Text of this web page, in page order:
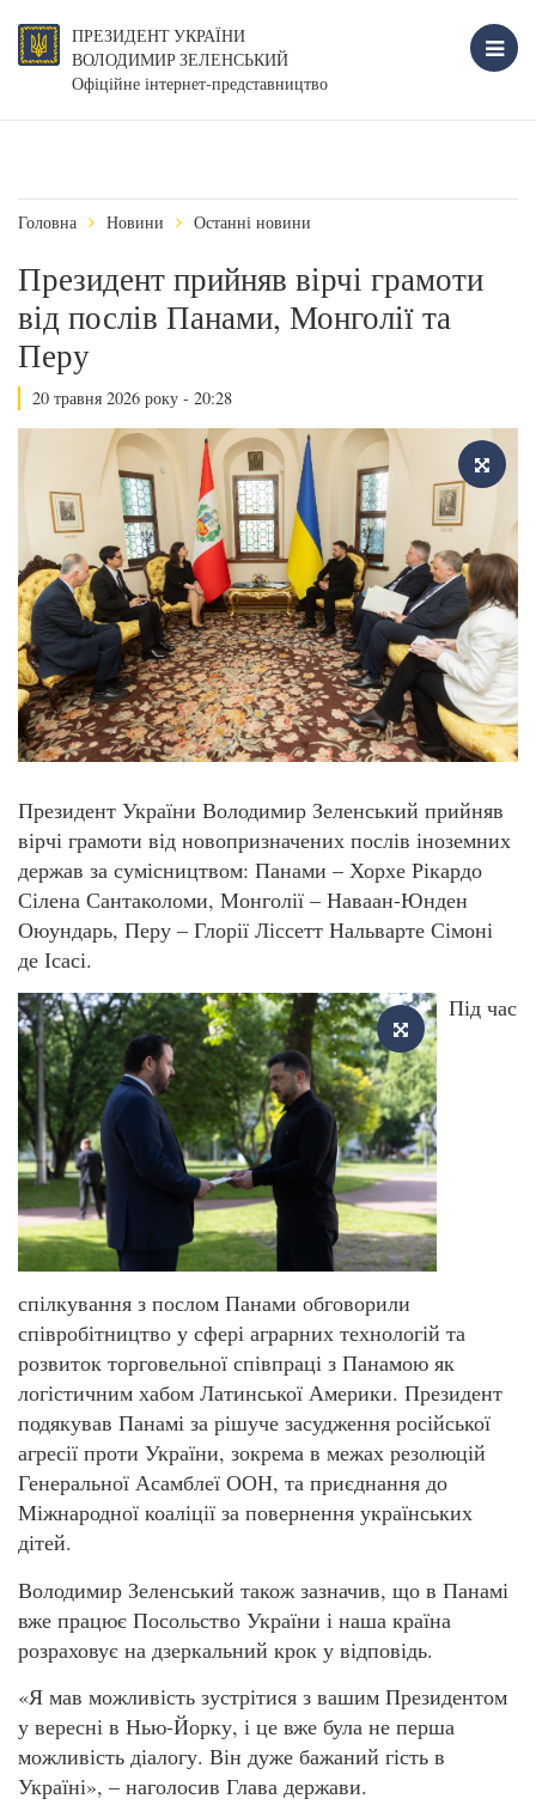
ПРЕЗИДЕНТ УКРАЇНИ
ВОЛОДИМИР ЗЕЛЕНСЬКИЙ
Офіційне інтернет-представництво
Головна Новини Останні новини
Президент прийняв вірчі грамоти
від послів Панами, Монголії та
Перу
20 травня 2026 року - 20:28
Президент України Володимир Зеленський прийняв
вірчі грамоти від новопризначених послів іноземних
держав за сумісництвом: Панами – Хорхе Рікардо
Сілена Сантаколоми, Монголії – Наваан-Юнден
Оюундарь, Перу – Глорії Ліссетт Нальварте Сімоні
де Ісасі.
Під час
спілкування з послом Панами обговорили
співробітництво у сфері аграрних технологій та
розвиток торговельної співпраці з Панамою як
логістичним хабом Латинської Америки. Президент
подякував Панамі за рішуче засудження російської
агресії проти України, зокрема в межах резолюцій
Генеральної Асамблеї ООН, та приєднання до
Міжнародної коаліції за повернення українських
дітей.
Володимир Зеленський також зазначив, що в Панамі
вже працює Посольство України і наша країна
розраховує на дзеркальний крок у відповідь.
«Я мав можливість зустрітися з вашим Президентом
у вересні в Нью-Йорку, і це вже була не перша
можливість діалогу. Він дуже бажаний гість в
Україні», – наголосив Глава держави.